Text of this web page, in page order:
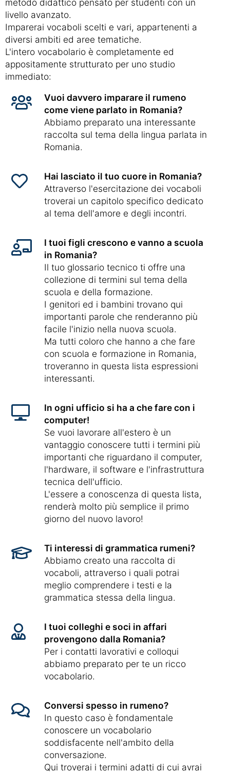
metodo didattico pensato per studenti con un
livello avanzato.
Imparerai vocaboli scelti e vari, appartenenti a
diversi ambiti ed aree tematiche.
L'intero vocabolario è completamente ed
appositamente strutturato per uno studio
immediato:
Vuoi davvero imparare il rumeno
come viene parlato in Romania?
Abbiamo preparato una interessante
raccolta sul tema della lingua parlata in
Romania.
Hai lasciato il tuo cuore in Romania?
Attraverso l'esercitazione dei vocaboli
troverai un capitolo specifico dedicato
al tema dell'amore e degli incontri.
I tuoi figli crescono e vanno a scuola
in Romania?
Il tuo glossario tecnico ti offre una
collezione di termini sul tema della
scuola e della formazione.
I genitori ed i bambini trovano qui
importanti parole che renderanno più
facile l'inizio nella nuova scuola.
Ma tutti coloro che hanno a che fare
con scuola e formazione in Romania,
troveranno in questa lista espressioni
interessanti.
In ogni ufficio si ha a che fare con i
computer!
Se vuoi lavorare all'estero è un
vantaggio conoscere tutti i termini più
importanti che riguardano il computer,
l'hardware, il software e l'infrastruttura
tecnica dell'ufficio.
L'essere a conoscenza di questa lista,
renderà molto più semplice il primo
giorno del nuovo lavoro!
Ti interessi di grammatica rumeni?
Abbiamo creato una raccolta di
vocaboli, attraverso i quali potrai
meglio comprendere i testi e la
grammatica stessa della lingua.
I tuoi colleghi e soci in affari
provengono dalla Romania?
Per i contatti lavorativi e colloqui
abbiamo preparato per te un ricco
vocabolario.
Conversi spesso in rumeno?
In questo caso è fondamentale
conoscere un vocabolario
soddisfacente nell'ambito della
conversazione.
Qui troverai i termini adatti di cui avrai